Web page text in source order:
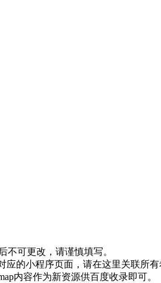
不可更改，请谨慎填写。
的小程序页面，请在这里关联所有
内容作为新资源供百度收录即可。